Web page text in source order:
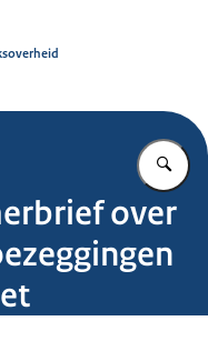
over